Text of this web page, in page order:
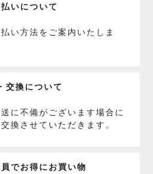
いについて
い方法をご案内いたしま
交換について
に不備がございます場合に
換させていただきます。
でお得にお買い物